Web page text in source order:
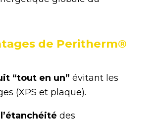
de Peritherm®
“tout en un” évitant les
(XPS et plaque).
des